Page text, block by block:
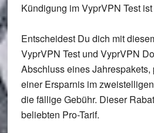
Kündigung im VyprVPN Test
Entscheidest Du dich mit
VyprVPN Test und VyprVPN
Abschluss eines Jahrespakets,
einer Ersparnis im
die fällige Gebühr. Dieser
beliebten Pro-Tarif.